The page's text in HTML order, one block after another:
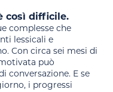
così difficile.
complesse che
lessicali e
Con circa sei mesi di
può
conversazione. E se
i progressi